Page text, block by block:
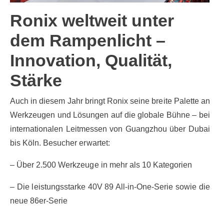
Ronix weltweit unter
dem Rampenlicht –
Innovation, Qualität,
Stärke
Auch in diesem Jahr bringt Ronix seine breite Palette an
Werkzeugen und Lösungen auf die globale Bühne – bei
internationalen Leitmessen von Guangzhou über Dubai
bis Köln. Besucher erwartet:
– Über 2.500 Werkzeuge in mehr als 10 Kategorien
– Die leistungsstarke 40V 89 All-in-One-Serie sowie die
neue 86er-Serie